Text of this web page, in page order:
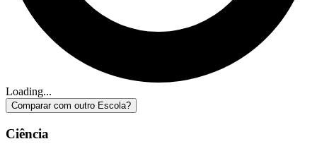
Loading...
Comparar com outro Escola?
Ciência